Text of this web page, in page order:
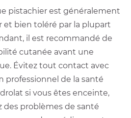
pistachier est généralement
et bien toléré par la plupart
il est recommandé de
cutanée avant une
Évitez tout contact avec
professionnel de la santé
si vous êtes enceinte,
des problèmes de santé